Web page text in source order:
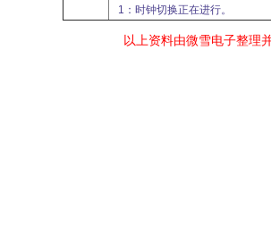
1：时钟切换正在进行。
以上资料由微雪电子整理